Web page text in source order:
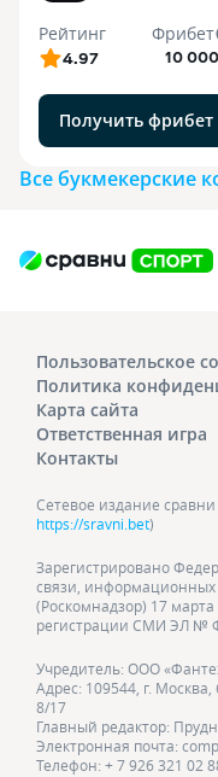
Рейтинг
4.97
Фрибет
10
Получить фрибет
Все букмекерские
Пользовательское
Политика
Карта сайта
Ответственная игра
Контакты
Сетевое издание
https://sravni.bet)
Зарегистрировано
связи, информационных
(Роскомнадзор) 17
регистрации СМИ ЭЛ №
Учредитель: ООО
Адрес: 109544, г.
8/17
Главный редактор:
Электронная почта:
Телефон: + 7 926 321 02